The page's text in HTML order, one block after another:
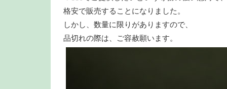
格安で販売することになりました。
しかし、数量に限りがありますので、
品切れの際は、ご容赦願います。